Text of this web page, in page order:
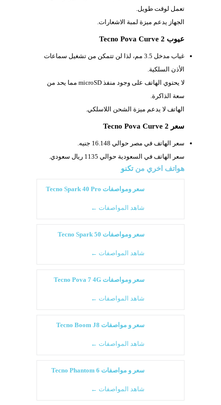
تعمل لوقت طويل.
الجهاز يدعم ميزة لمبة الاشعارات.
عيوب Tecno Pova Curve 2
غياب مدخل
3.5 مم، لذا لن تتمكن من تشغيل سماعات
الأذن السلكية.
لا يحتوي الهاتف على وجود منفذ
microSD مما يحد من
سعة الذاكرة.
الهاتف لا يدعم ميزة الشحن اللاسلكي.
سعر Tecno Pova Curve 2
سعر الهاتف في مصر حوالي 16.148 جنيه.
سعر الهاتف في السعودية حوالي 1135 ريال سعودي.
هواتف اخري منتكنو
سعر ومواصفات Tecno Spark 40 Pro
شاهد المواصفات ←
سعر ومواصفات Tecno Spark 50
شاهد المواصفات ←
سعر ومواصفات Tecno Pova 7 4G
شاهد المواصفات ←
سعر و مواصفات Tecno Boom J8
شاهد المواصفات ←
سعر و مواصفات Tecno Phantom 6
شاهد المواصفات ←